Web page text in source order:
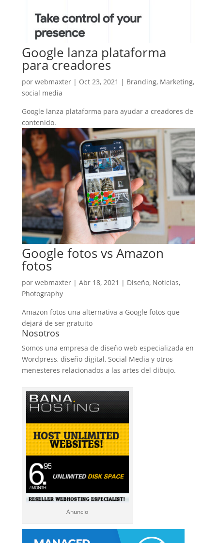
Google lanza plataforma
para creadores
por webmaxter| Oct 23, 2021 | Branding, Marketing,
social media
Google lanza plataforma para ayudar a creadores de
contenido.
Google fotos vs Amazon
fotos
por webmaxter| Abr 18, 2021 | Diseño, Noticias,
Photography
Amazon fotos una alternativa a Google fotos que
dejará de ser gratuito
Nosotros
Somos una empresa de diseño web especializada en
Wordpress, diseño digital, Social Media y otros
menesteres relacionados a las artes del dibujo.
Anuncio